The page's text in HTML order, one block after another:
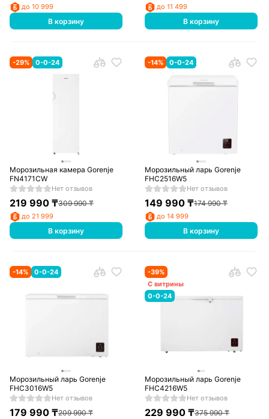
до 10 999
В корзину
до 11 499
В корзину
-29% 0-0-24
Морозильная камера Gorenje
FN4171CW
Нет отзывов
219 990₸309 990₸
до 21 999
В корзину
-14% 0-0-24
Морозильный ларь Gorenje
FHC2516W5
Нет отзывов
149 990 ₸174 990₸
до 14 999
В корзину
-14% 0-0-24
Морозильный ларь Gorenje
FHC3016W5
Нет отзывов
179 990₸209 990₸
-39%
С витрины
0-0-24
Морозильный ларь Gorenje
FHC4216W5
Нет отзывов
229 990 ₸375 990₸